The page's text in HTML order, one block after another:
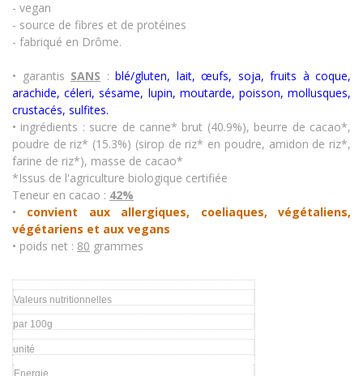
- vegan
- source de fibres et de protéines
- fabriqué en Drôme.
• garantis SANS : blé/gluten, lait, œufs, soja, fruits à coque,
arachide, céleri, sésame, lupin, moutarde, poisson, mollusques,
crustacés, sulfites.
• ingrédients : sucre de canne* brut (40.9%), beurre de cacao*,
poudre de riz* (15.3%) (sirop de riz* en poudre, amidon de riz*,
farine de riz*), masse de cacao*
*Issus de l'agriculture biologique certifiée
Teneur en cacao : 42%
•
convient aux allergiques, coeliaques, végétaliens,
végétariens et aux vegans
• poids net : 80 grammes
Valeurs nutritionnelles
par 100g
unité
Energie